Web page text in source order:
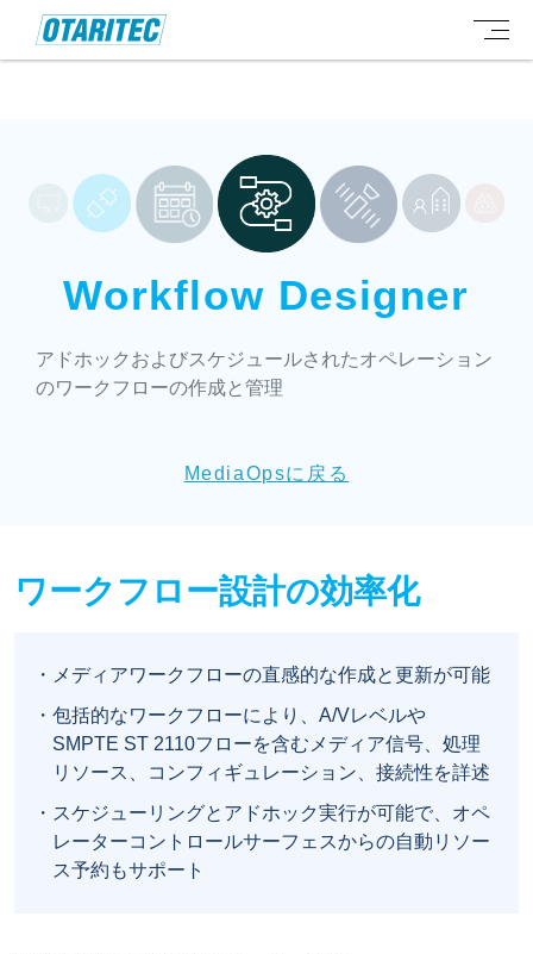
Workflow Designer
アドホックおよびスケジュールされたオペレーション
のワークフローの作成と管理
MediaOpsに戻る
ワークフロー設計の効率化
メディアワークフローの直感的な作成と更新が可能
包括的なワークフローにより、A/Vレベルや
SMPTE ST 2110フローを含むメディア信号、処理
リソース、コンフィギュレーション、接続性を詳述
スケジューリングとアドホック実行が可能で、オペ
レーターコントロールサーフェスからの自動リソー
ス予約もサポート